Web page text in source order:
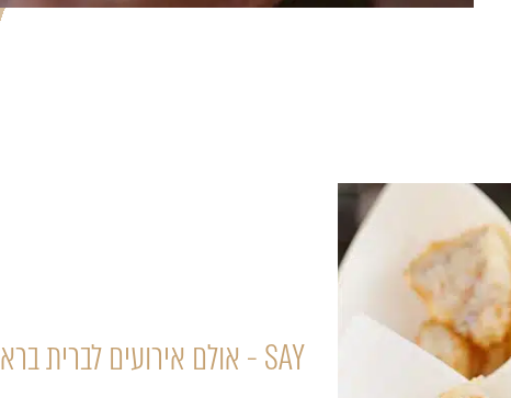
SAY - אולם אירועים לברית בראשון לציון